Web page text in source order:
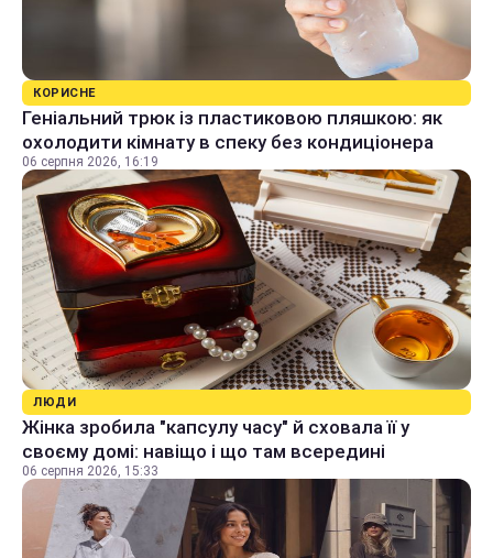
КОРИСНЕ
Геніальний трюк із пластиковою пляшкою: як
охолодити кімнату в спеку без кондиціонера
06 серпня 2026, 16:19
ЛЮДИ
Жінка зробила "капсулу часу" й сховала її у
своєму домі: навіщо і що там всередині
06 серпня 2026, 15:33